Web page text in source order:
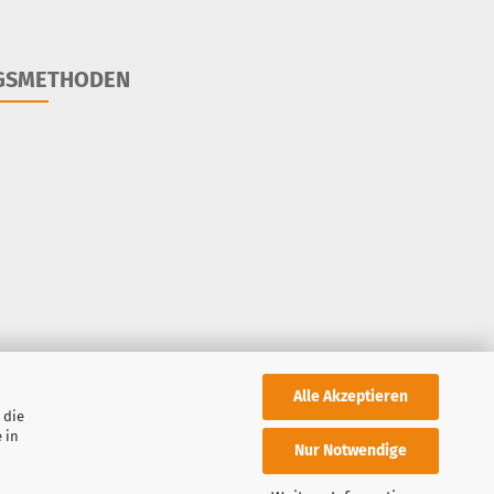
die
in
Alle Akzeptieren
Nur Notwendige